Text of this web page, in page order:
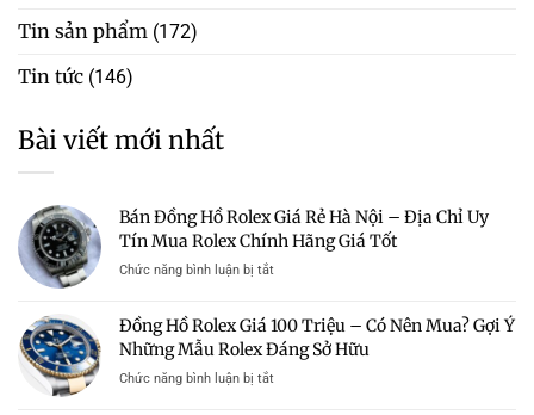
Tin sản phẩm (172)
Tin tức (146)
Bài viết mới nhất
Bán Đồng Hồ Rolex Giá Rẻ Hà Nội – Địa Chỉ Uy
Tín Mua Rolex Chính Hãng Giá Tốt
Chức năng bình luận bị tắtở
Hồ
Rolex
Đồng Hồ Rolex Giá 100 Triệu – Có Nên Mua? Gợi Ý
Những Mẫu Rolex Đáng Sở Hữu
Chức năng bình luận bị tắtở